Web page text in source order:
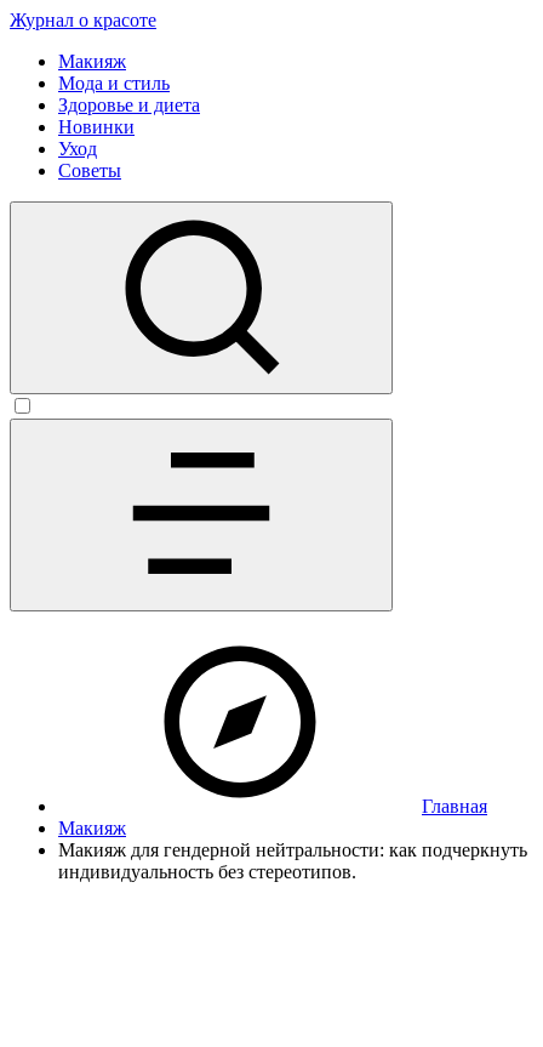
Журнал о красоте
Макияж
Мода и стиль
Здоровье и диета
Новинки
Уход
Советы
Главная
Макияж
Макияж для гендерной нейтральности: как подчеркнуть
индивидуальность без стереотипов.